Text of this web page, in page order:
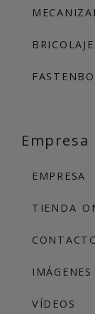
BRICOLAJE
Empresa
EMPRESA
TIENDA
IMÁGENES
VÍDEOS